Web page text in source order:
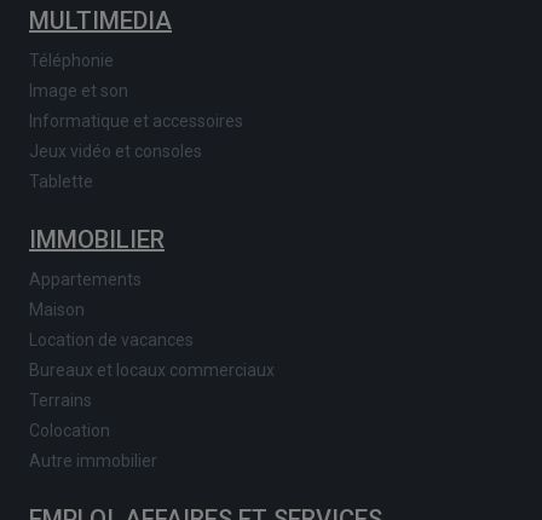
MULTIMEDIA
Téléphonie
Image et son
Informatique et accessoires
Jeux vidéo et consoles
Tablette
IMMOBILIER
Appartements
Maison
Location de vacances
Bureaux et locaux commerciaux
Terrains
Colocation
Autre immobilier